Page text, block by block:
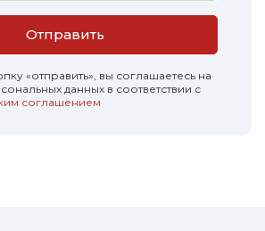
Отправить
«отправить», вы соглашаетесь на
данных в соответствии с
соглашением